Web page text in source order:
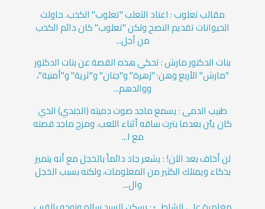
مقالب تعلوب : اعتاد الثعلب "تعلوب" الكذب. حاولت
الحيوانات تقديم النصح ولكن "تعلوب" كان دائم الكذب
من أجل...
بنات الدكتور مارش : تحكي هذه القصة عن بنات الدكتور
"مارش" الأربع وهن: "زهرة" و"جنان" و"ثرية" و"أمنية"،
ووالدهم...
طبيب الدمى : يسمع ماجد صوت دميته (الجندي) الذي
كان يئن بعدما بترت ساقه أثناء اللعب. ومزج ماجد قصته
مع ا...
لن أخاف بعد الآن! : يشعر جاد دائماً بالخجل مع أنه يتميز
بذكاء ويمتلك الكثير من المعلومات، ولكنه بسبب الخجل
وال...